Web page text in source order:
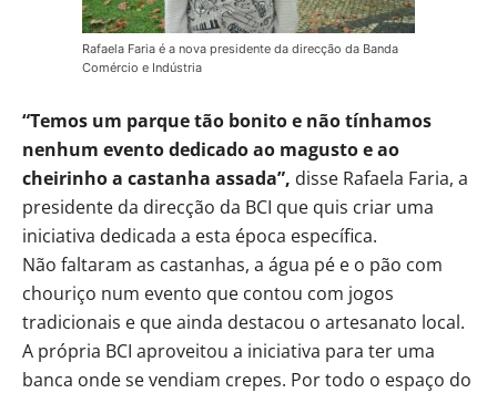
Rafaela Faria é a nova presidente da direcção da Banda
Comércio e Indústria
“Temos um parque tão bonito e não tínhamos
nenhum evento dedicado ao magusto e ao
cheirinho a castanha assada”, disse Rafaela Faria, a
presidente da direcção da BCI que quis criar uma
iniciativa dedicada a esta época específica.
Não faltaram as castanhas, a água pé e o pão com
chouriço num evento que contou com jogos
tradicionais e que ainda destacou o artesanato local.
A própria BCI aproveitou a iniciativa para ter uma
banca onde se vendiam crepes. Por todo o espaço do